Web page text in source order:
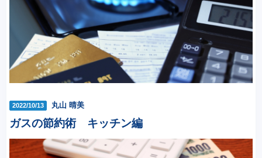
2022/10/13 丸山 晴美
ガスの節約術 キッチン編